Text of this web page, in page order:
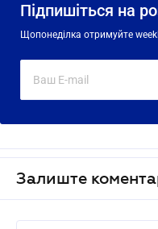
Підпишіться на
Щопонеділка отримуйте
Залиште